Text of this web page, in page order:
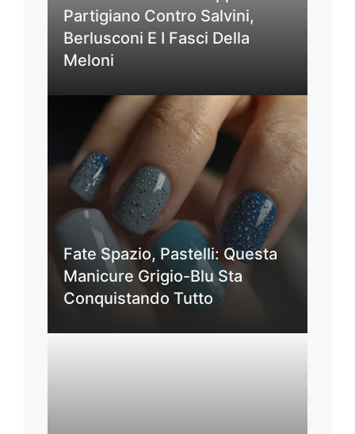
Partigiano Contro Salvini,
Berlusconi E I Fasci Della
Meloni
Fate Spazio, Pastelli: Questa
Manicure Grigio-Blu Sta
Conquistando Tutto